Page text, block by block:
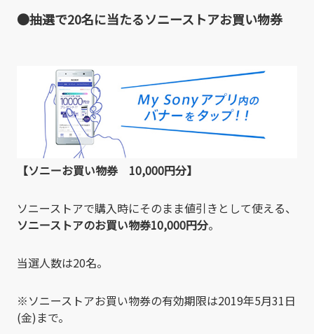
●抽選で20名に当たるソニーストアお買い物券
【ソニーお買い物券 10,000円分】
ソニーストアで購入時にそのまま値引きとして使える、
ソニーストアのお買い物券10,000円分。
当選人数は20名。
※ソニーストアお買い物券の有効期限は2019年5月31日
(金)まで。